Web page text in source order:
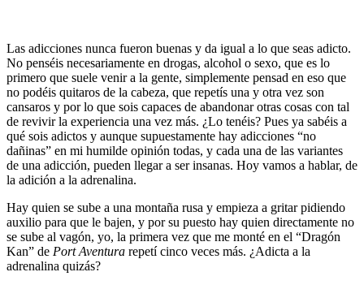
Las adicciones nunca fueron buenas y da igual a lo que seas adicto.
No penséis necesariamente en drogas, alcohol o sexo, que es lo
primero que suele venir a la gente, simplemente pensad en eso que
no podéis quitaros de la cabeza, que repetís una y otra vez son
cansaros y por lo que sois capaces de abandonar otras cosas con tal
de revivir la experiencia una vez más. ¿Lo tenéis? Pues ya sabéis a
qué sois adictos y aunque supuestamente hay adicciones “no
dañinas” en mi humilde opinión todas, y cada una de las variantes
de una adicción, pueden llegar a ser insanas. Hoy vamos a hablar, de
la adición a la adrenalina.
Hay quien se sube a una montaña rusa y empieza a gritar pidiendo
auxilio para que le bajen, y por su puesto hay quien directamente no
se sube al vagón, yo, la primera vez que me monté en el “Dragón
Kan” de Port Aventura repetí cinco veces más. ¿Adicta a la
adrenalina quizás?